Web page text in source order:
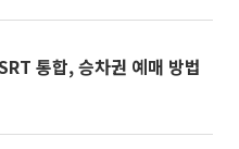
통합, 승차권 예매 방법